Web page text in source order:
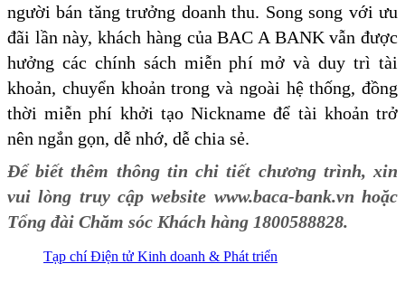
người bán tăng trưởng doanh thu. Song song với ưu
đãi lần này, khách hàng của BAC A BANK vẫn được
hưởng các chính sách miễn phí mở và duy trì tài
khoản, chuyển khoản trong và ngoài hệ thống, đồng
thời miễn phí khởi tạo Nickname để tài khoản trở
nên ngắn gọn, dễ nhớ, dễ chia sẻ.
Để biết thêm thông tin chi tiết chương trình, xin
vui lòng truy cập website www.baca-bank.vn hoặc
Tổng đài Chăm sóc Khách hàng 1800588828.
Tạp chí Điện tử Kinh doanh & Phát triển